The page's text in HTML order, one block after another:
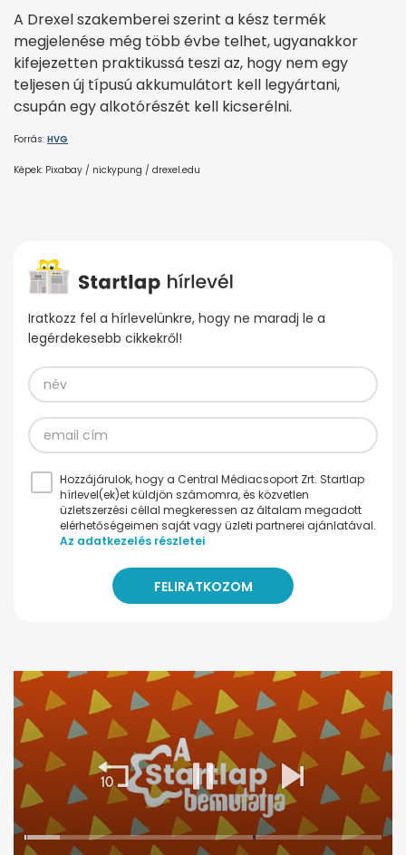
A Drexel szakemberei szerint a kész termék
megjelenése még több évbe telhet, ugyanakkor
kifejezetten praktikussá teszi az, hogy nem egy
teljesen új típusú akkumulátort kell legyártani,
csupán egy alkotórészét kell kicserélni.
Forrás: HVG
Képek: Pixabay / nickypung / drexel.edu
Iratkozz fel a hírlevelünkre, hogy ne maradj le a
legérdekesebb cikkekről!
Hozzájárulok, hogy a Central Médiacsoport Zrt. Startlap
hírlevel(ek)et küldjön számomra, és közvetlen
üzletszerzési céllal megkeressen az általam megadott
elérhetőségeimen saját vagy üzleti partnerei ajánlatával.
Az adatkezelés részletei